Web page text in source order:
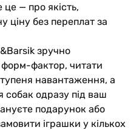
це — про якість,
ціну без переплат за
зручно
форм-фактор, читати
навантаження, а
собак одразу під ваш
подарунок або
іграшки у кількох